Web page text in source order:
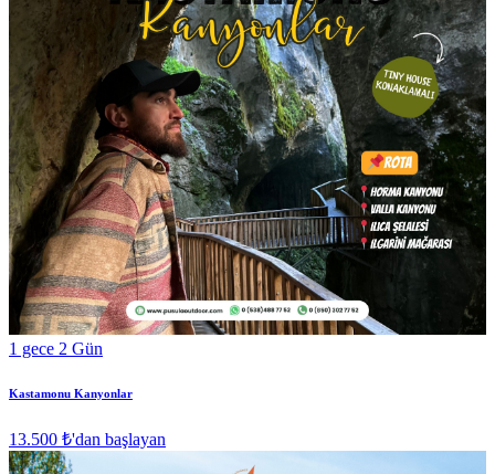
1 gece 2 Gün
Kastamonu Kanyonlar
13.500 ₺'dan başlayan